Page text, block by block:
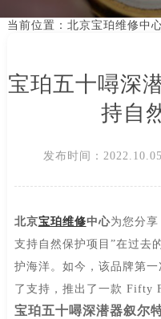
当前位置： 北京宝珀维修中
宝珀五十噚深
持自
发布时间：2022.10.05
北京宝珀维修中心为您分享
支持自然保护项目”在过去
护海洋。如今，该品牌第
了支持，推出了一款 Fifty
宝珀五十噚深潜器叙尔